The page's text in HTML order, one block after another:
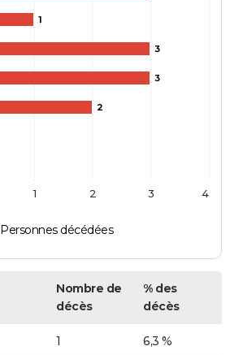
1
3
3
2
Personnes décédées
1 2 3 4
Nombre de
décès
% des
décès
1 6,3 %